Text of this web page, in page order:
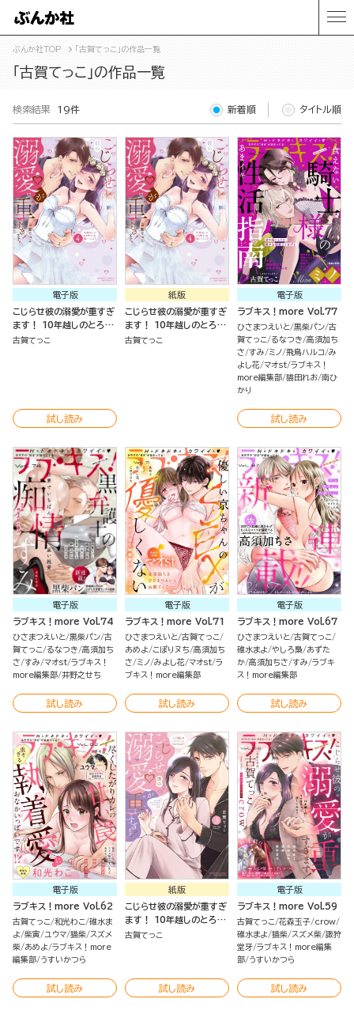
ぶんか社TOP 「古賀てっこ」の作品一覧
「古賀てっこ」の作品一覧
検索結果 19件 新着順 タイトル順
電子版
こじらせ彼の溺愛が重すぎ
ます！ 10年越しのとろ甘
えっち試してみる？ （4）
古賀てっこ
試し読み
紙版
こじらせ彼の溺愛が重すぎ
ます！ 10年越しのとろ甘
えっち試してみる？（４）
古賀てっこ
電子版
ラブキス！more Vol.77
ひさまつえいと 黒柴パン 古
賀てっこ
るなつき 高須加ち
さ すみ ミノ 飛鳥ハルコ み
よし花 マオst ラブキス！
more編集部 猫田れお 南ひ
かり
試し読み
電子版
ラブキス！more Vol.74
ひさまつえいと 黒柴パン 古
賀てっこ
るなつき 高須加ち
さ すみ マオst ラブキス！
more編集部 井野之せち
試し読み
電子版
ラブキス！more Vol.71
ひさまつえいと 古賀てっこ
あめよ
こぽりヌち 高須加ち
さ ミノ みよし花 マオst ラ
ブキス！more編集部
試し読み
電子版
ラブキス！more Vol.67
ひさまつえいと 古賀てっこ
碓水まよ やしろ梟 あずた
か 高須加ちさ すみ ラブキ
ス！more編集部
試し読み
電子版
ラブキス！more Vol.62
古賀てっこ 和光わこ 碓水ま
よ 柴寅 ユウマ 猫柴 スズメ
柴 あめよ ラブキス！more
編集部 うすいかつら
試し読み
紙版
こじらせ彼の溺愛が重すぎ
ます！ 10年越しのとろ甘
えっち試してみる？ （3）
古賀てっこ
試し読み
電子版
ラブキス！more Vol.59
古賀てっこ 花森玉子 crow
碓水まよ 猫柴 スズメ柴 諏狩
堂牙 ラブキス！more編集
部 うすいかつら
試し読み